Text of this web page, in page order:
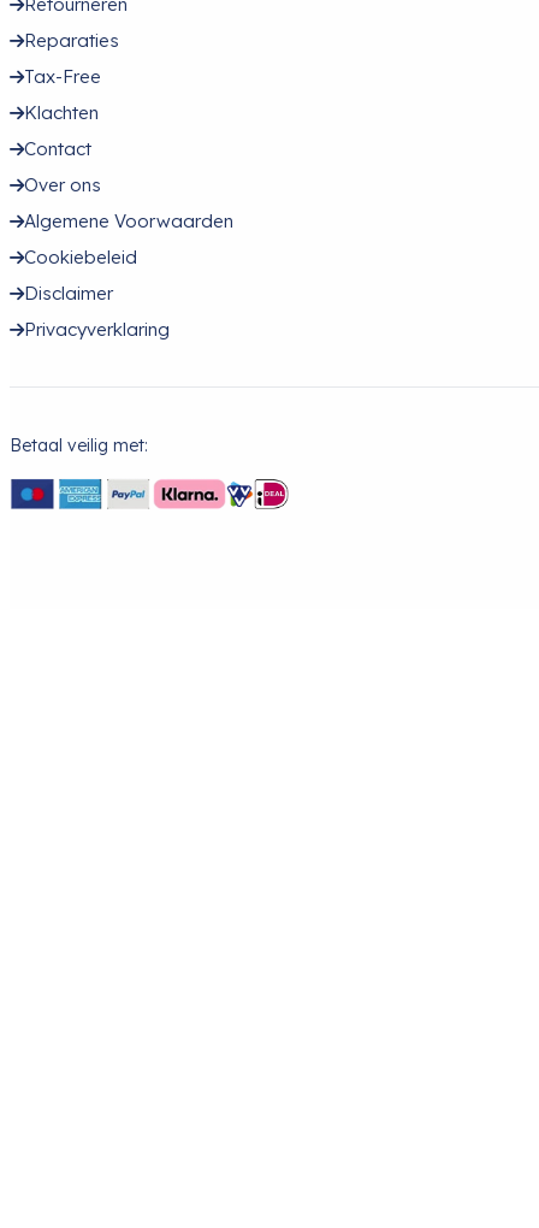
Reparaties
Tax-Free
Klachten
Contact
Over ons
Algemene Voorwaarden
Cookiebeleid
Disclaimer
Privacyverklaring
Betaal veilig met: